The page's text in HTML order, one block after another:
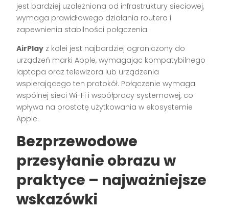
jest bardziej uzależniona od infrastruktury sieciowej,
wymaga prawidłowego działania routera i
zapewnienia stabilności połączenia.
AirPlay z kolei jest najbardziej ograniczony do
urządzeń marki Apple, wymagając kompatybilnego
laptopa oraz telewizora lub urządzenia
wspierającego ten protokół. Połączenie wymaga
wspólnej sieci Wi-Fi i współpracy systemowej, co
wpływa na prostotę użytkowania w ekosystemie
Apple.
Bezprzewodowe
przesyłanie obrazu w
praktyce – najważniejsze
wskazówki